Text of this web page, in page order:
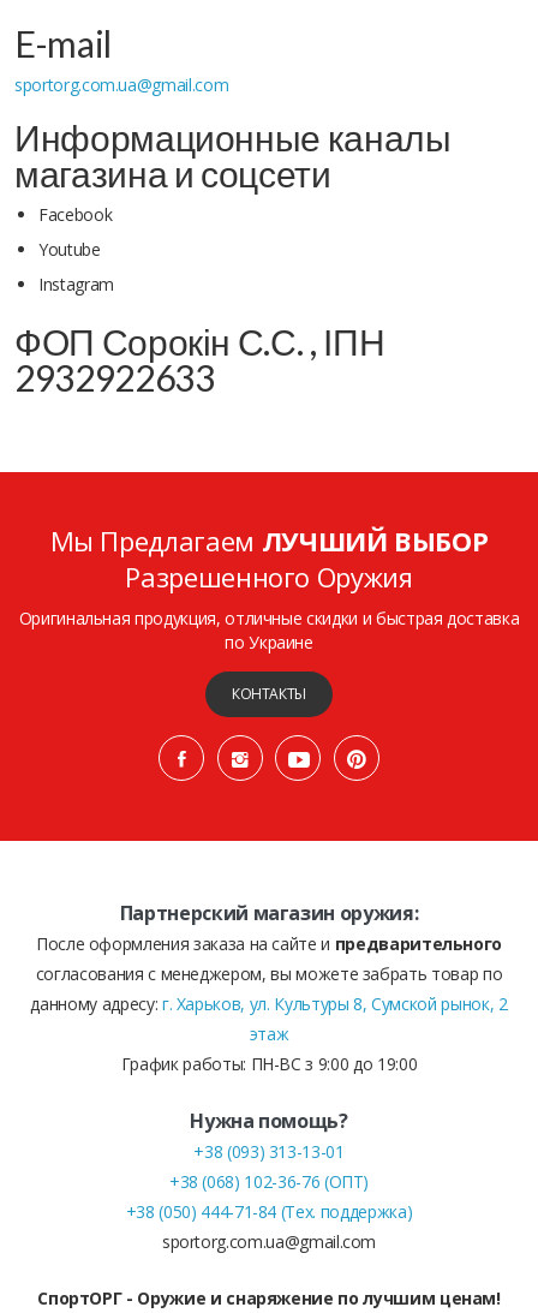
E-mail
sportorg.com.ua@gmail.com
Информационные каналы
магазина и соцсети
Facebook
Youtube
Instagram
ФОП Сорокін С.С. , ІПН
2932922633
Мы Предлагаем ЛУЧШИЙ ВЫБОР
Разрешенного Оружия
Оригинальная продукция, отличные скидки и быстрая доставка
по Украине
КОНТАКТЫ
Партнерский магазин оружия:
После оформления заказа на сайте и предварительного
согласования с менеджером, вы можете забрать товар по
данному адресу: г. Харьков, ул. Культуры 8, Сумской рынок, 2
этаж
График работы: ПН-ВС з 9:00 до 19:00
Нужна помощь?
+38 (093) 313-13-01
+38 (068) 102-36-76 (ОПТ)
+38 (050) 444-71-84 (Тех. поддержка)
sportorg.com.ua@gmail.com
СпортОРГ - Оружие и снаряжение по лучшим ценам!